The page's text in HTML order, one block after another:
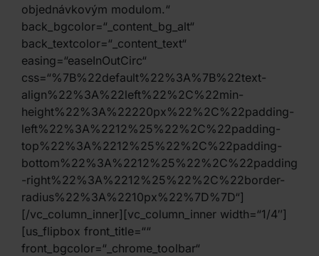
objednávkovým modulom.“
back_bgcolor=“_content_bg_alt“
back_textcolor=“_content_text“
easing=“easeInOutCirc“
css=“%7B%22default%22%3A%7B%22text-
align%22%3A%22left%22%2C%22min-
height%22%3A%22220px%22%2C%22padding-
left%22%3A%2212%25%22%2C%22padding-
top%22%3A%2212%25%22%2C%22padding-
bottom%22%3A%2212%25%22%2C%22padding
-right%22%3A%2212%25%22%2C%22border-
radius%22%3A%2210px%22%7D%7D“]
[/vc_column_inner][vc_column_inner width=“1/4″]
[us_flipbox front_title=““
front_bgcolor=“_chrome_toolbar“